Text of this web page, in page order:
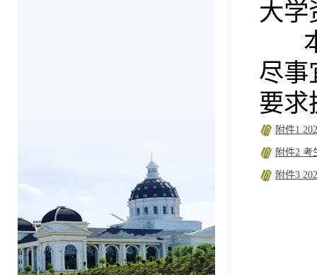
大学
本
尽事
要求
附件1
附件2 考
附件3